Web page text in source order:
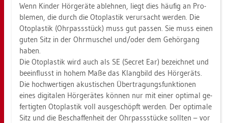
Wenn Kin­der Hör­ge­rä­te ab­leh­nen, liegt dies häu­fig an Pro­
ble­men, die durch die Oto­plas­tik ver­ur­sacht wer­den. Die
Oto­plas­tik (Ohr­pass­stück) muss gut pas­sen. Sie muss einen
guten Sitz in der Ohr­mu­schel und/oder dem Ge­hör­gang
haben.
Die Oto­plas­tik wird auch als SE (Se­cret Ear) be­zeich­net und
be­ein­flusst in hohem Maße das Klang­bild des Hör­ge­räts.
Die hoch­wer­ti­gen akus­ti­schen Über­tra­gungs­funk­tio­nen
eines di­gi­ta­len Hör­ge­rä­tes kön­nen nur mit einer op­ti­mal ge­
fer­tig­ten Oto­plas­tik voll aus­ge­schöpft wer­den. Der op­ti­ma­le
Sitz und die Be­schaf­fen­heit der Ohr­pass­stü­cke soll­ten – vor